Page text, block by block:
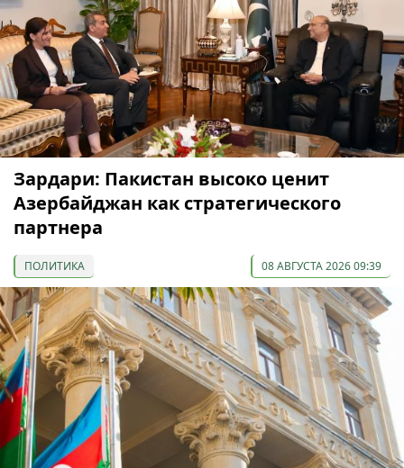
Зардари: Пакистан высоко ценит
Азербайджан как стратегического
партнера
ПОЛИТИКА 08 АВГУСТА 2026 09:39